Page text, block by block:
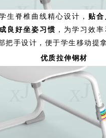
生脊椎曲线精心设计， 贴
良好坐姿习惯 ，为学习效
把手设计，便于学生移动提
优质拉伸钢材